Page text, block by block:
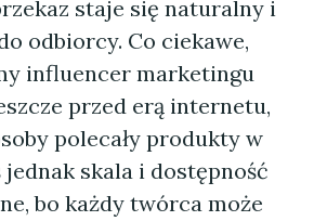
staje się naturalny i
odbiorcy. Co ciekawe,
influencer marketingu
przed erą internetu,
polecały produkty w
skala i dostępność
bo każdy twórca może